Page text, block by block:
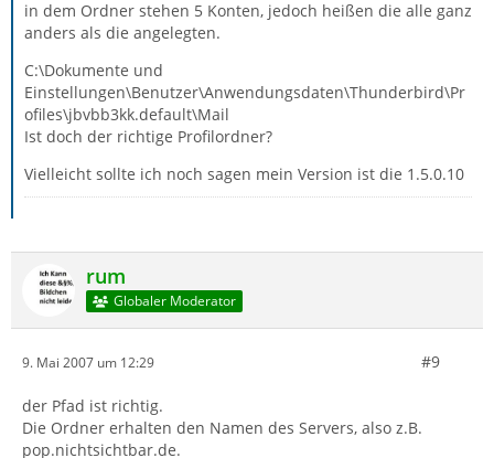
in dem Ordner stehen 5 Konten, jedoch heißen die alle ganz
anders als die angelegten.
C:\Dokumente und
Einstellungen\Benutzer\Anwendungsdaten\Thunderbird\Pr
ofiles\jbvbb3kk.default\Mail
Ist doch der richtige Profilordner?
Vielleicht sollte ich noch sagen mein Version ist die 1.5.0.10
rum
Globaler Moderator
9. Mai 2007 um 12:29 #9
der Pfad ist richtig.
Die Ordner erhalten den Namen des Servers, also z.B.
pop.nichtsichtbar.de.